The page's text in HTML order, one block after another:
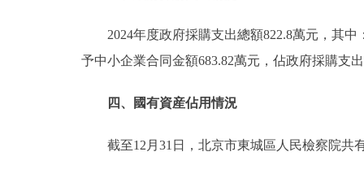
2024年度政府採購支出總額822.8萬元，其
予中小企業合同金額683.82萬元，佔政府採購支
四、國有資産佔用情況
截至12月31日，北京市東城區人民檢察院共